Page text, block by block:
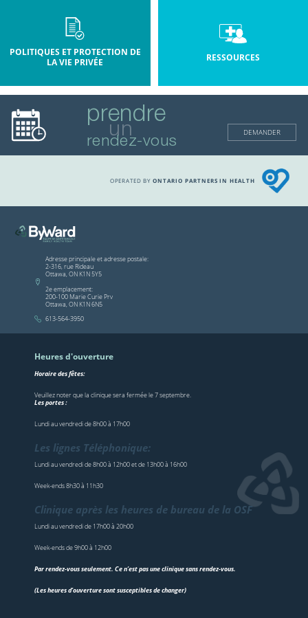
POLITIQUES ET PROTECTION DE
LA VIE PRIVÉE
RESSOURCES
prendre
un
rendez-vous DEMANDER
OPERATED BY ONTARIO PARTNERS IN HEALTH
Adresse principale et adresse postale:
2-316, rue Rideau
Ottawa, ON K1N 5Y5
2e emplacement:
200-100 Marie Curie Prv
Ottawa, ON K1N 6N5
613-564-3950
Heures d'ouverture
Horaire des fêtes:
Veuillez noter que la clinique sera fermée le 7 septembre.
Les portes :
Lundi au vendredi de 8h00 à 17h00
Les lignes Téléphonique:
Lundi au vendredi de 8h00 à 12h00 et de 13h00 à 16h00
Week-ends 8h30 à 11h30
Clinique après les heures de bureau de la OSF
Lundi au vendredi de 17h00 à 20h00
Week-ends de 9h00 à 12h00
Par rendez-vous seulement. Ce n’est pas une clinique sans rendez-vous.
(Les heures d’ouverture sont susceptibles de changer)